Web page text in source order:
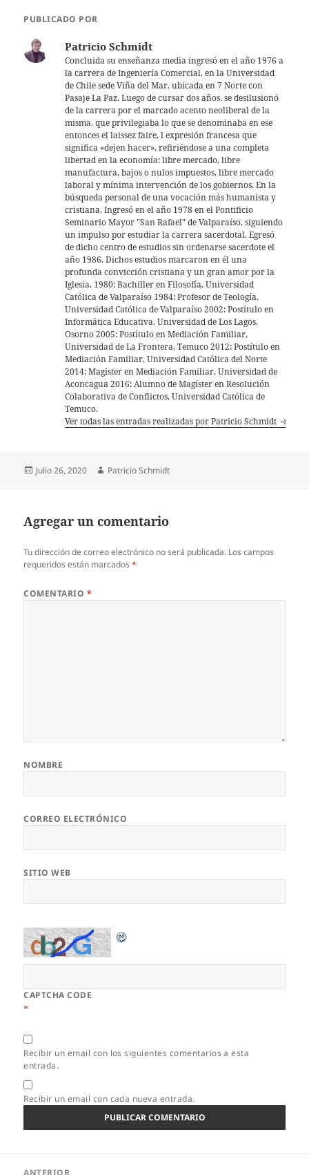
s er
PUBLICADO POR
Patricio Schmidt
Concluida su enseñanza media ingresó en el año 1976 a
la carrera de Ingeniería Comercial, en la Universidad
de Chile sede Viña del Mar, ubicada en 7 Norte con
Pasaje La Paz. Luego de cursar dos años, se desilusionó
de la carrera por el marcado acento neoliberal de la
misma, que privilegiaba lo que se denominaba en ese
entonces el laissez faire, l expresión francesa que
significa «dejen hacer», refiriéndose a una completa
libertad en la economía: libre mercado, libre
manufactura, bajos o nulos impuestos, libre mercado
laboral y mínima intervención de los gobiernos. En la
búsqueda personal de una vocación más humanista y
cristiana, Ingresó en el año 1978 en el Pontificio
Seminario Mayor "San Rafael" de Valparaíso, siguiendo
un impulso por estudiar la carrera sacerdotal. Egresó
de dicho centro de estudios sin ordenarse sacerdote el
año 1986. Dichos estudios marcaron en él una
profunda convicción cristiana y un gran amor por la
Iglesia. 1980: Bachiller en Filosofía, Universidad
Católica de Valparaíso 1984: Profesor de Teología,
Universidad Católica de Valparaíso 2002: Postítulo en
Informática Educativa, Universidad de Los Lagos,
Osorno 2005: Postítulo en Mediación Familiar,
Universidad de La Frontera, Temuco 2012: Postítulo en
Mediación Familiar, Universidad Católica del Norte
2014: Magíster en Mediación Familiar, Universidad de
Aconcagua 2016: Alumno de Magíster en Resolución
Colaborativa de Conflictos, Universidad Católica de
Temuco.
Ver todas las entradas realizadas por Patricio Schmidt
Publicado
Julio 26, 2020 Autor
Patricio Schmidt
Agregar un comentario
Tu dirección de correo electrónico no será publicada. Los campos
requeridos están marcados*
COMENTARIO *
NOMBRE
CORREO ELECTRÓNICO
SITIO WEB
CAPTCHA CODE
*
Recibir un email con los siguientes comentarios a esta
entrada.
Recibir un email con cada nueva entrada.
ANTERIOR